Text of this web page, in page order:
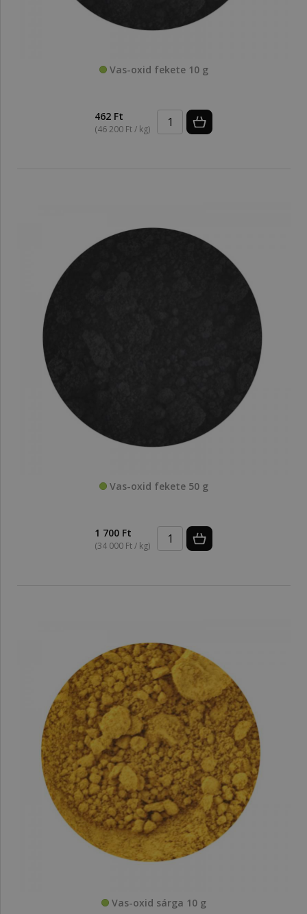
Vas-oxid fekete 10 g
462 Ft
(46 200 Ft / kg)
Vas-oxid fekete 50 g
1 700 Ft
(34 000 Ft / kg)
Vas-oxid sárga 10 g